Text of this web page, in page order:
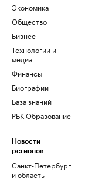
Экономика
Общество
Бизнес
Технологии и
медиа
Финансы
Биографии
База знаний
РБК Образование
Новости
регионов
Санкт-Петербург
и область